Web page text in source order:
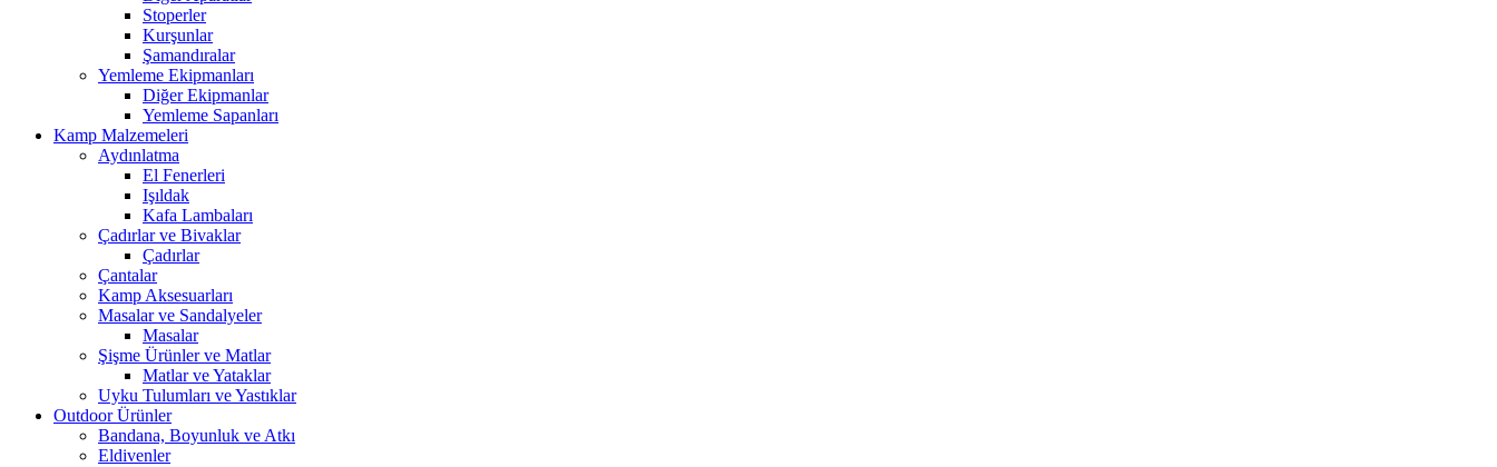
Stoperler
Kurşunlar
Şamandıralar
Yemleme Ekipmanları
Diğer Ekipmanlar
Yemleme Sapanları
Kamp Malzemeleri
Aydınlatma
El Fenerleri
Işıldak
Kafa Lambaları
Çadırlar ve Bivaklar
Çadırlar
Çantalar
Kamp Aksesuarları
Masalar ve Sandalyeler
Masalar
Şişme Ürünler ve Matlar
Matlar ve Yataklar
Uyku Tulumları ve Yastıklar
Outdoor Ürünler
Bandana, Boyunluk ve Atkı
Eldivenler